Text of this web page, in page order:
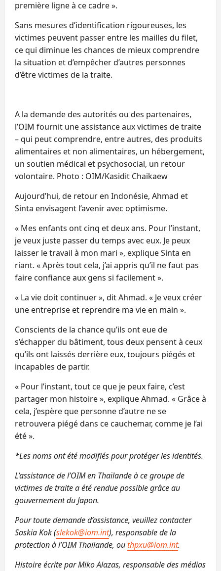
première ligne à ce cadre ».
Sans mesures d’identification rigoureuses, les
victimes peuvent passer entre les mailles du filet,
ce qui diminue les chances de mieux comprendre
la situation et d’empêcher d’autres personnes
d’être victimes de la traite.
A la demande des autorités ou des partenaires,
l’OIM fournit une assistance aux victimes de traite
– qui peut comprendre, entre autres, des produits
alimentaires et non alimentaires, un hébergement,
un soutien médical et psychosocial, un retour
volontaire. Photo : OIM/Kasidit Chaikaew
Aujourd’hui, de retour en Indonésie, Ahmad et
Sinta envisagent l’avenir avec optimisme.
« Mes enfants ont cinq et deux ans. Pour l’instant,
je veux juste passer du temps avec eux. Je peux
laisser le travail à mon mari », explique Sinta en
riant. « Après tout cela, j’ai appris qu’il ne faut pas
faire confiance aux gens si facilement ».
« La vie doit continuer », dit Ahmad. « Je veux créer
une entreprise et reprendre ma vie en main ».
Conscients de la chance qu’ils ont eue de
s’échapper du bâtiment, tous deux pensent à ceux
qu’ils ont laissés derrière eux, toujours piégés et
incapables de partir.
« Pour l’instant, tout ce que je peux faire, c’est
partager mon histoire », explique Ahmad. « Grâce à
cela, j’espère que personne d’autre ne se
retrouvera piégé dans ce cauchemar, comme je l’ai
été ».
*Les noms ont été modifiés pour protéger les identités.
L’assistance de l’OIM en Thaïlande à ce groupe de
victimes de traite a été rendue possible grâce au
gouvernement du Japon.
Pour toute demande d’assistance, veuillez contacter
Saskia Kok (slekok@iom.int), responsable de la
protection à l’OIM Thaïlande, ou thpxu@iom.int.
Histoire écrite par Miko Alazas, responsable des médias